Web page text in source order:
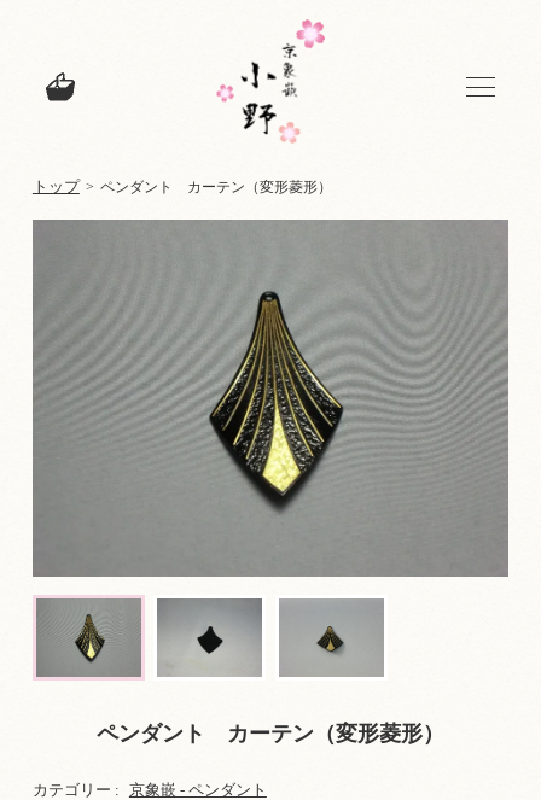
トップ > ペンダント カーテン（変形菱形）
ペンダント カーテン（変形菱形）
カテゴリー : 京象嵌 - ペンダント